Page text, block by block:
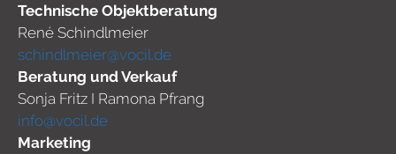
Technische Objektberatung
René Schindlmeier
schindlmeier@vocil.de
Beratung und Verkauf
Sonja Fritz I Ramona Pfrang
info@vocil.de
Marketing